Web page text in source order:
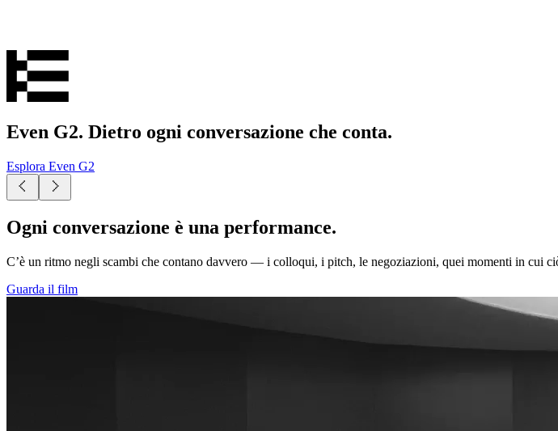
Even G2. Dietro ogni conversazione che conta.
Esplora Even G2
Ogni conversazione è una performance.
C’è un ritmo negli scambi che contano davvero — i colloqui, i pitch, le negoziazioni, quei momenti in cui
Guarda il film